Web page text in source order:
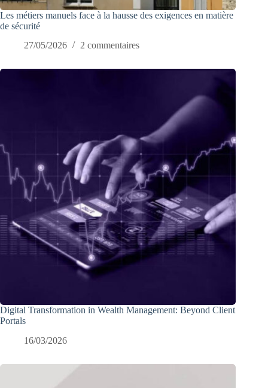
Les métiers manuels face à la hausse des exigences en matière
de sécurité
27/05/2026
2 commentaires
Digital Transformation in Wealth Management: Beyond Client
Portals
16/03/2026